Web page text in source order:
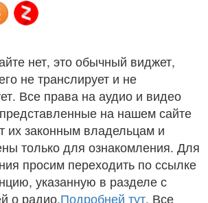
нет, это обычный виджет,
не транслирует и не
Все права на аудио и видео
на нашем сайте
их законным владельцам и
только для ознакомления. Для
просим переходить по ссылке
указанную в разделе с
о радио.Подробней тут. Все